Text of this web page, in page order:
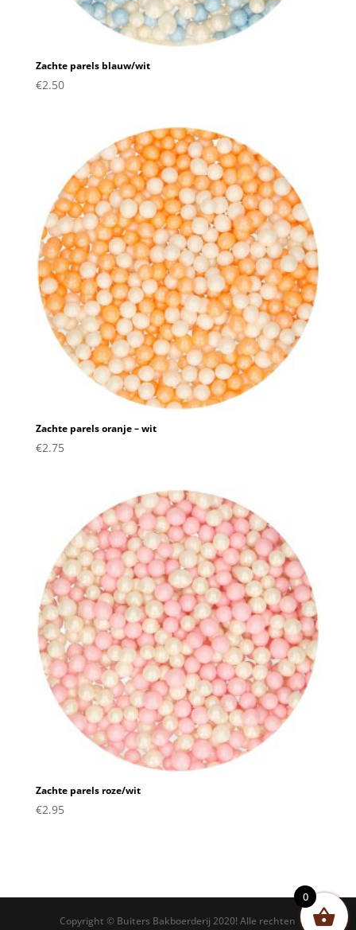
Zachte parels blauw/wit
€2.50
Zachte parels oranje – wit
€2.75
Zachte parels roze/wit
€2.95
Copyright © Buiters Bakboerderij 2020! Alle rechten
0